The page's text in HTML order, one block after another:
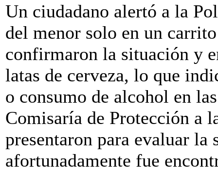
Un ciudadano alertó a la
del menor solo en un
confirmaron la situación y
latas de cerveza, lo que
o consumo de alcohol en
Comisaría de Protección a
presentaron para evaluar la
afortunadamente fue